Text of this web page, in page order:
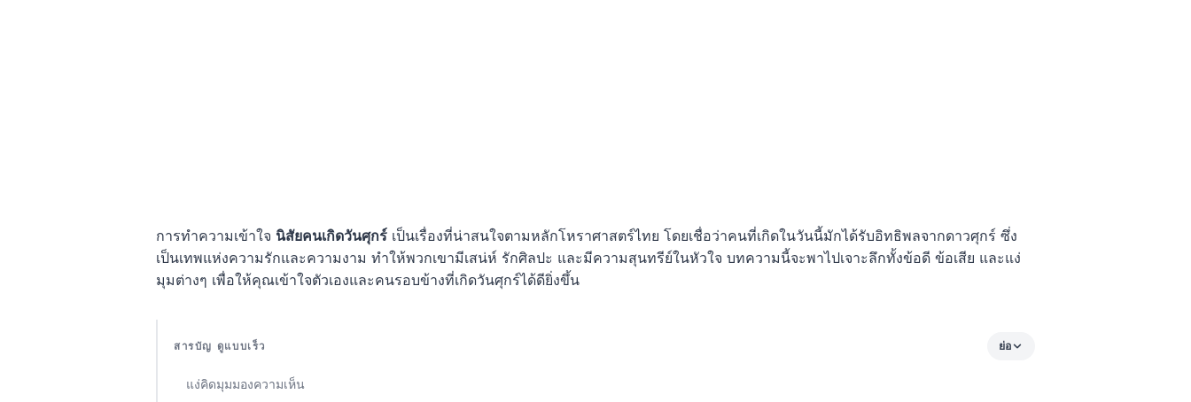
การทำความเข้าใจ นิสัยคนเกิดวันศุกร์ เป็นเรื่องที่น่าสนใจตามหลักโหราศาสตร์ไทย โดยเชื่อว่าคนที่เกิดในวันนี้มักได้รับอิทธิพลจากดาวศุกร์ ซึ่ง
เป็นเทพแห่งความรักและความงาม ทำให้พวกเขามีเสน่ห์ รักศิลปะ และมีความสุนทรีย์ในหัวใจ บทความนี้จะพาไปเจาะลึกทั้งข้อดี ข้อเสีย และแง่
มุมต่างๆ เพื่อให้คุณเข้าใจตัวเองและคนรอบข้างที่เกิดวันศุกร์ได้ดียิ่งขึ้น
สารบัญ ดูแบบเร็ว ย่อ
แง่คิดมุมมองความเห็น